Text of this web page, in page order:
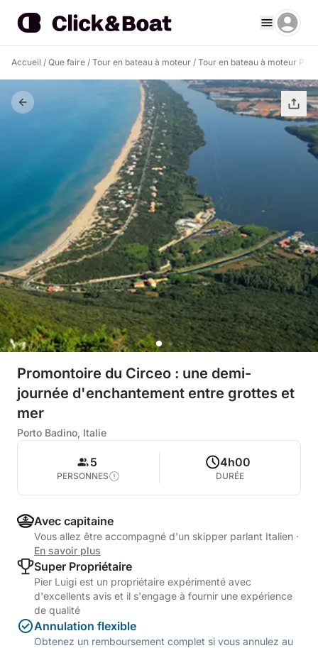
Accueil / Que faire / Tour en bateau à moteur / Tour en bateau à moteur
Promontoire du Circeo : une demi-
journée d'enchantement entre grottes et
mer
Porto Badino, Italie
5
PERSONNES
4h00
DURÉE
Avec capitaine
Vous allez être accompagné d'un skipper parlant Italien ·
En savoir plus
Super Propriétaire
Pier Luigi est un propriétaire expérimenté avec
d'excellents avis et il s'engage à fournir une expérience
de qualité
Annulation flexible
Obtenez un remboursement complet si vous annulez au